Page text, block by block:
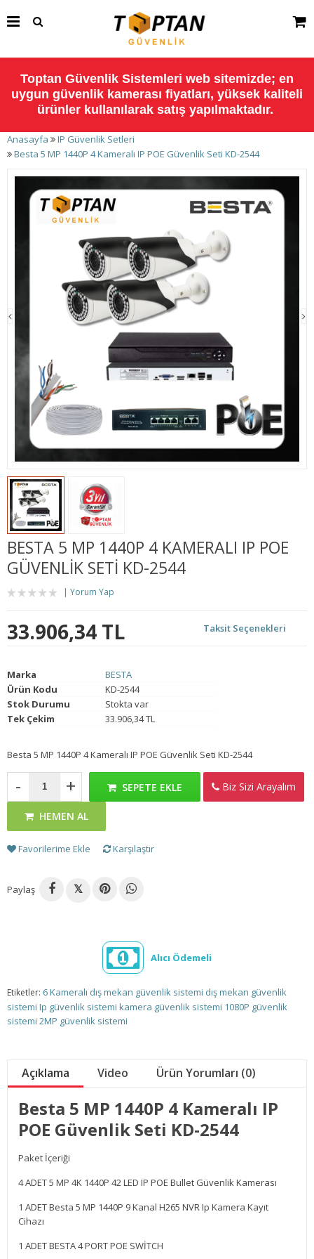
Toptan Güvenlik Sistemleri web sitemizde; en
uygun güvenlik kamerası fiyatları, yüksek kaliteli
ürünler kullanılarak satış yapılmaktadır.
Anasayfa
IP Güvenlik Setleri
Besta 5 MP 1440P 4 Kameralı IP POE Güvenlik Seti KD-2544
BESTA 5 MP 1440P 4 KAMERALI IP POE
GÜVENLIK SETI KD-2544
Yorum Yap
33.906,34 TL Taksit Seçenekleri
Marka
BESTA
Ürün Kodu
KD-2544
Stok Durumu
Stokta var
Tek Çekim
33.906,34 TL
Besta 5 MP 1440P 4 Kameralı IP POE Güvenlik Seti KD-2544
- + SEPETE EKLE
HEMEN AL
Favorilerime Ekle Karşılaştır
Biz Sizi Arayalım
Paylaş 𝕏
Alıcı Ödemeli
Etiketler: 6 Kameralı dış mekan güvenlik sistemi dış mekan güvenlik
sistemi Ip güvenlik sistemi kamera güvenlik sistemi 1080P güvenlik
sistemi 2MP güvenlik sistemi
Açıklama Video Ürün Yorumları (0)
Besta 5 MP 1440P 4 Kameralı IP
POE Güvenlik Seti KD-2544
Paket İçeriği
4 ADET 5 MP 4K 1440P 42 LED IP POE Bullet Güvenlik Kamerası
1 ADET Besta 5 MP 1440P 9 Kanal H265 NVR Ip Kamera Kayıt
Cihazı
1 ADET BESTA 4 PORT POE SWİTCH